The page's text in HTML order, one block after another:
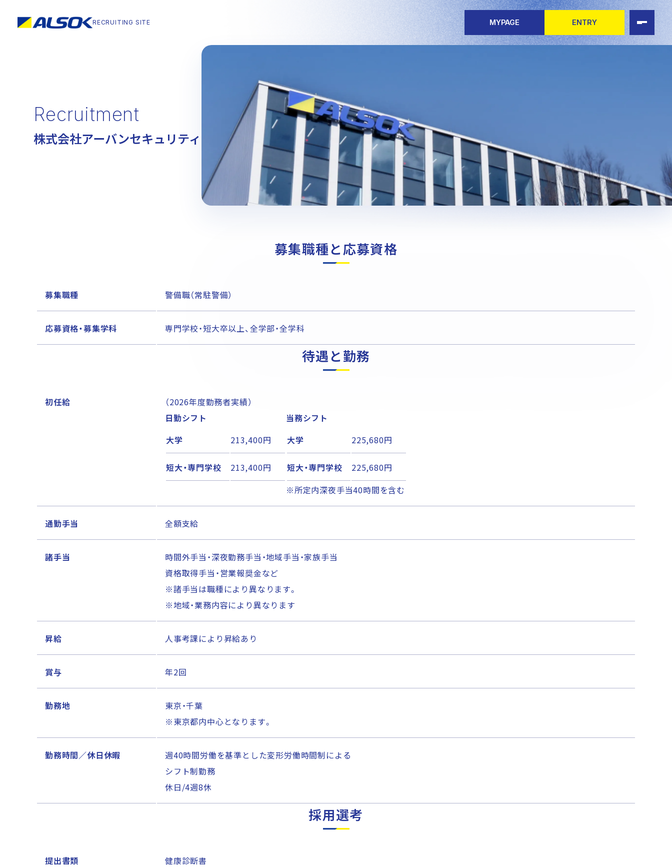
RECRUITING SITE MYPAGE ENTRY
RECRUITINGSITE
コンセプトメッセージ
事業展開
人と仕事を知る
インタビュー 一覧
Environment
座談会（三世代）
Recruitment
採用情報
採用担当メッセージ 募集要項（新卒）
募集要項（グループ合同募集）
採用FAQ
インターンシップ情報
中途採用トップ カムバック採用
Recruitment
株式会社アーバンセキュリティ
募集職種と応募資格
募集職種 警備職（常駐警備）
応募資格・募集学科 専門学校・短大卒以上、全学部・全学科
待遇と勤務
初任給
（2026年度勤務者実績）
日勤シフト
大学
213,400円
短大・専門学校 213,400円
当務シフト
大学
225,680円
短大・専門学校
225,680円
※所定内深夜手当40時間を含む
通勤手当 全額支給
諸手当
時間外手当・深夜勤務手当・地域手当・家族手当
資格取得手当・営業報奨金など
※諸手当は職種により異なります。
※地域・業務内容により異なります
昇給 人事考課により昇給あり
賞与 年2回
勤務地
東京・千葉
※東京都内中心となります。
勤務時間／休日休暇
週40時間労働を基準とした変形労働時間制による
シフト制勤務
休日/4週8休
採用選考
提出書類 健康診断書